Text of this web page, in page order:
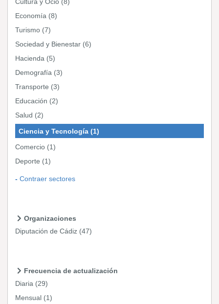
Economía (8)
Turismo (7)
Sociedad y Bienestar (6)
Hacienda (5)
Demografía (3)
Transporte (3)
Educación (2)
Salud (2)
Ciencia y Tecnología (1)
Comercio (1)
Deporte (1)
Contraer sectores
Organizaciones
Diputación de Cádiz (47)
Frecuencia de actualización
Diaria (29)
Mensual (1)